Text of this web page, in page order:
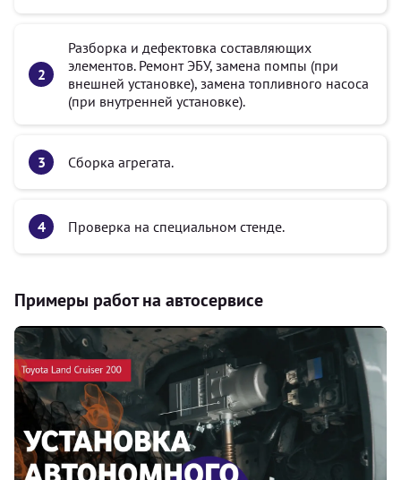
Разборка и дефектовка составляющих
элементов. Ремонт ЭБУ, замена помпы (при
внешней установке), замена топливного насоса
(при внутренней установке).
Сборка агрегата.
Проверка на специальном стенде.
Примеры работ на автосервисе